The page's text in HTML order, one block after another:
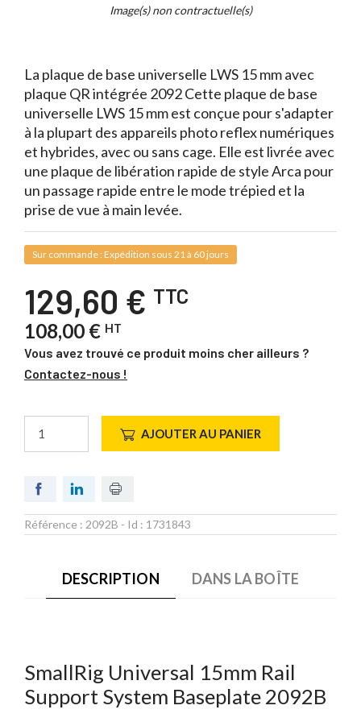
Image(s) non contractuelle(s)
La plaque de base universelle LWS 15 mm avec
plaque QR intégrée 2092 Cette plaque de base
universelle LWS 15 mm est conçue pour s'adapter
à la plupart des appareils photo reflex numériques
et hybrides, avec ou sans cage. Elle est livrée avec
une plaque de libération rapide de style Arca pour
un passage rapide entre le mode trépied et la
prise de vue à main levée.
Sur commande : Expédition sous 21 à 60 jours
129,60 € TTC
108,00 € HT
Vous avez trouvé ce produit moins cher ailleurs ?
Contactez-nous !
AJOUTER AU PANIER
Référence : 2092B - Id : 1731843
DESCRIPTION DANS LA BOÎTE
SmallRig Universal 15mm Rail
Support System Baseplate 2092B